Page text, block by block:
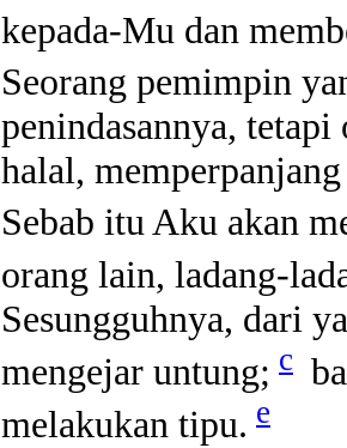
kepada-Mu dan
Seorang pemimpin
penindasannya,
halal,
Sebab itu Aku akan
orang lain, ladang-
Sesungguhnya, dari
mengejar untung; c
melakukan tipu. e